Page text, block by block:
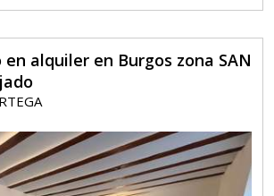
alquiler en Burgos zona SAN